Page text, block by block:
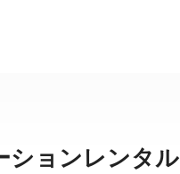
ションレンタル